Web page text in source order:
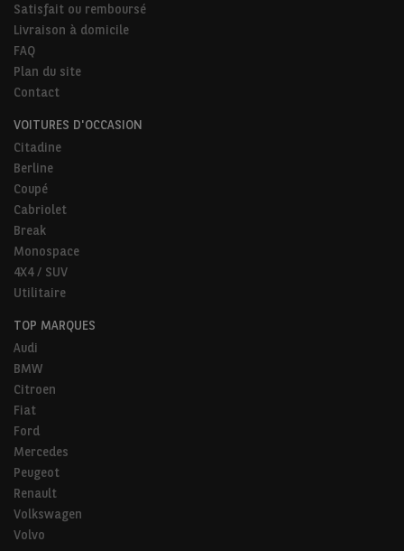
Satisfait ou remboursé
Livraison à domicile
FAQ
Plan du site
Contact
VOITURES D'OCCASION
Citadine
Berline
Coupé
Cabriolet
Break
Monospace
4X4 / SUV
Utilitaire
TOP MARQUES
Audi
BMW
Citroen
Fiat
Ford
Mercedes
Peugeot
Renault
Volkswagen
Volvo